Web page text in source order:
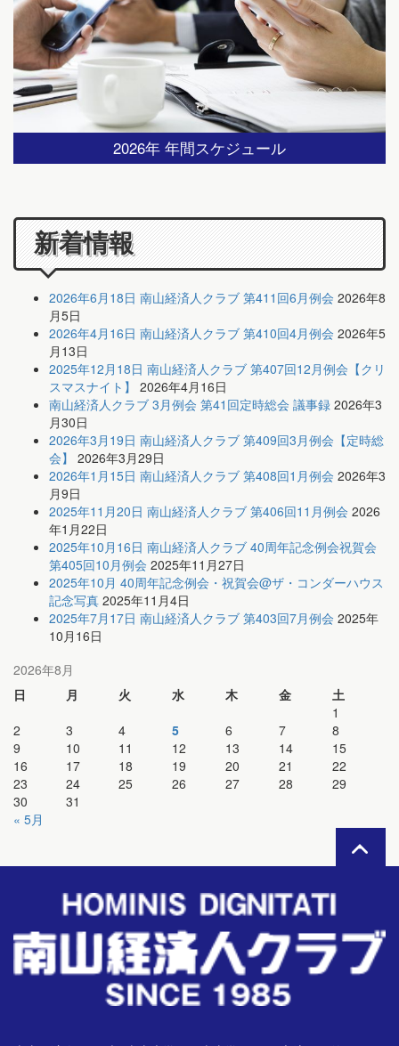
2026年 年間スケジュール
新着情報
2026年6月18日 南山経済人クラブ 第411回6月例会 2026年8
月5日
2026年4月16日 南山経済人クラブ 第410回4月例会 2026年5
月13日
2025年12月18日 南山経済人クラブ 第407回12月例会【クリ
スマスナイト】 2026年4月16日
南山経済人クラブ 3月例会 第41回定時総会 議事録 2026年3
月30日
2026年3月19日 南山経済人クラブ 第409回3月例会【定時総
会】 2026年3月29日
2026年1月15日 南山経済人クラブ 第408回1月例会 2026年3
月9日
2025年11月20日 南山経済人クラブ 第406回11月例会 2026
年1月22日
2025年10月16日 南山経済人クラブ 40周年記念例会祝賀会
第405回10月例会 2025年11月27日
2025年10月 40周年記念例会・祝賀会@ザ・コンダーハウス
記念写真 2025年11月4日
2025年7月17日 南山経済人クラブ 第403回7月例会 2025年
10月16日
2026年8月
日
月 火 水 木 金
土
1
2
3 4 5 6 7
8
9
10 11 12 13 14
15
16
17 18 19 20 21
22
23
24 25 26 27 28
29
30
31
« 5月